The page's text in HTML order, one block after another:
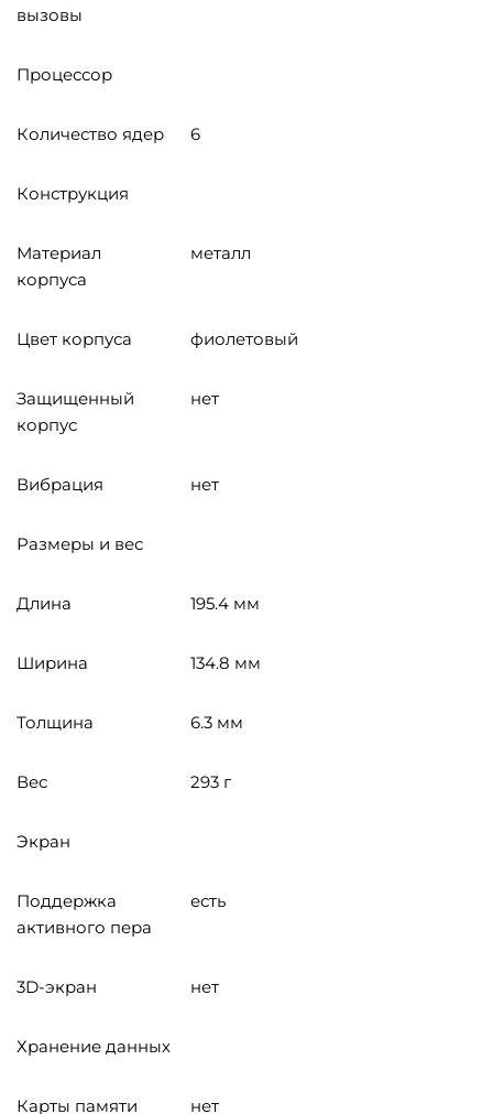
вызовы
Процессор
Количество ядер 6
Конструкция
Материал
корпуса
металл
Цвет корпуса фиолетовый
Защищенный
корпус
нет
Вибрация нет
Размеры и вес
Длина 195.4 мм
Ширина 134.8 мм
Толщина 6.3 мм
Вес 293 г
Экран
Поддержка
активного пера
есть
3D-экран нет
Хранение данных
Карты памяти нет